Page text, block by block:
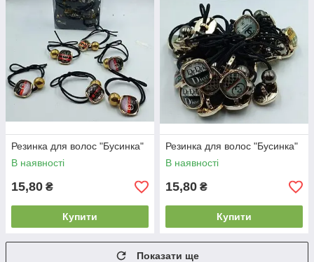
Резинка для волос "Бусинка"
В наявності
15,80 ₴
Купити
Резинка для волос "Бусинка"
В наявності
15,80 ₴
Купити
Показати ще